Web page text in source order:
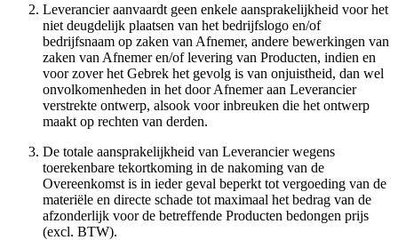
Leverancier aanvaardt geen enkele aansprakelijkheid voor het
niet deugdelijk plaatsen van het bedrijfslogo en/of
bedrijfsnaam op zaken van Afnemer, andere bewerkingen van
zaken van Afnemer en/of levering van Producten, indien en
voor zover het Gebrek het gevolg is van onjuistheid, dan wel
onvolkomenheden in het door Afnemer aan Leverancier
verstrekte ontwerp, alsook voor inbreuken die het ontwerp
maakt op rechten van derden.
De totale aansprakelijkheid van Leverancier wegens
toerekenbare tekortkoming in de nakoming van de
Overeenkomst is in ieder geval beperkt tot vergoeding van de
materiële en directe schade tot maximaal het bedrag van de
afzonderlijk voor de betreffende Producten bedongen prijs
(excl. BTW).